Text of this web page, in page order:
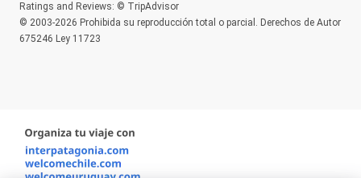
Ratings and Reviews: © TripAdvisor
© 2003-2026 Prohibida su reproducción total o parcial. Derechos de Autor
675246 Ley 11723